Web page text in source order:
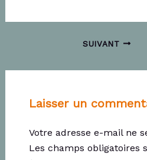
articles
SUIVANT
Laisser un
Votre adresse e-mail ne
Les champs obligatoires